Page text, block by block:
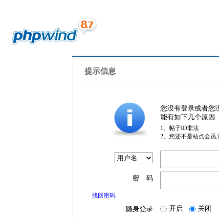
提示信息
您没有登录或者您
能有如下几个原因
1、帖子ID非法
2、您还不是站点会员
密 码
找回密码
隐身登录 开启 关闭